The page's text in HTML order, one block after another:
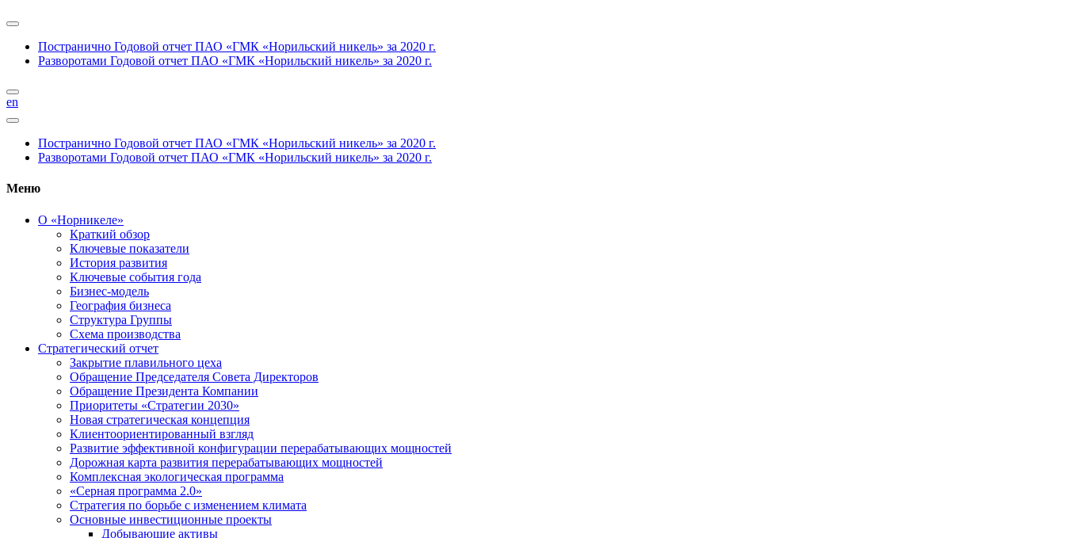
Постранично Годовой отчет ПАО «ГМК «Норильский никель» за 2020 г.
Разворотами Годовой отчет ПАО «ГМК «Норильский никель» за 2020 г.
en
Постранично Годовой отчет ПАО «ГМК «Норильский никель» за 2020 г.
Разворотами Годовой отчет ПАО «ГМК «Норильский никель» за 2020 г.
Меню
О «Норникеле»
Краткий обзор
Ключевые показатели
История развития
Ключевые события года
Бизнес-модель
География бизнеса
Структура Группы
Схема производства
Стратегический отчет
Закрытие плавильного цеха
Обращение Председателя Совета Директоров
Обращение Президента Компании
Приоритеты «Стратегии 2030»
Новая стратегическая концепция
Клиентоориентированный взгляд
Развитие эффективной конфигурации перерабатывающих мощностей
Дорожная карта развития перерабатывающих мощностей
Комплексная экологическая программа
«Серная программа 2.0»
Стратегия по борьбе с изменением климата
Основные инвестиционные проекты
Добывающие активы